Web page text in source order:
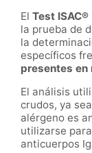
El Test ISAC®
la prueba de
la
específicos
presentes en
El análisis
crudos, ya
alérgeno es
utilizarse
anticuerpos